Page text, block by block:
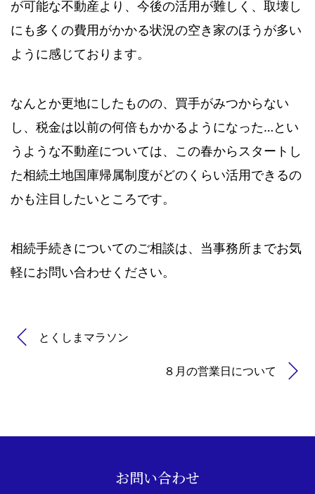
が可能な不動産より、今後の活用が難しく、取壊し
にも多くの費用がかかる状況の空き家のほうが多い
ように感じております。
なんとか更地にしたものの、買手がみつからない
し、税金は以前の何倍もかかるようになった…とい
うような不動産については、この春からスタートし
た相続土地国庫帰属制度がどのくらい活用できるの
かも注目したいところです。
相続手続きについてのご相談は、当事務所までお気
軽にお問い合わせください。
とくしまマラソン
８月の営業日について
お問い合わせ